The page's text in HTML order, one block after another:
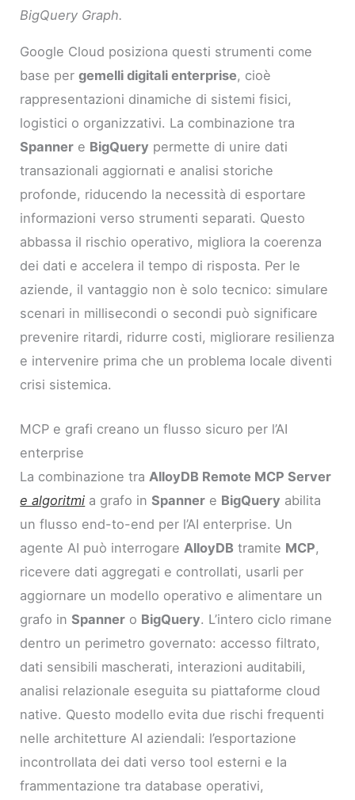
BigQuery Graph.
Google Cloud posiziona questi strumenti come
base pergemelli digitali enterprise, cioè
rappresentazioni dinamiche di sistemi fisici,
logistici o organizzativi. La combinazione tra
Spanner e BigQuery permette di unire dati
transazionali aggiornati e analisi storiche
profonde, riducendo la necessità di esportare
informazioni verso strumenti separati. Questo
abbassa il rischio operativo, migliora la coerenza
dei dati e accelera il tempo di risposta. Per le
aziende, il vantaggio non è solo tecnico: simulare
scenari in millisecondi o secondi può significare
prevenire ritardi, ridurre costi, migliorare resilienza
e intervenire prima che un problema locale diventi
crisi sistemica.
MCP e grafi creano un flusso sicuro per l’AI
enterprise
La combinazione traAlloyDB Remote MCP Server
e algoritmi a grafo inSpanner e BigQuery abilita
un flusso end-to-end per l’AI enterprise. Un
agente AI può interrogareAlloyDB tramite MCP,
ricevere dati aggregati e controllati, usarli per
aggiornare un modello operativo e alimentare un
grafo inSpanner o BigQuery. L’intero ciclo rimane
dentro un perimetro governato: accesso filtrato,
dati sensibili mascherati, interazioni auditabili,
analisi relazionale eseguita su piattaforme cloud
native. Questo modello evita due rischi frequenti
nelle architetture AI aziendali: l’esportazione
incontrollata dei dati verso tool esterni e la
frammentazione tra database operativi,